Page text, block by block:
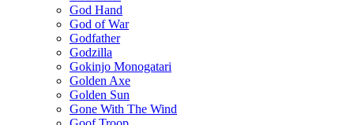
God Hand
God of War
Godfather
Godzilla
Gokinjo Monogatari
Golden Axe
Golden Sun
Gone With The Wind